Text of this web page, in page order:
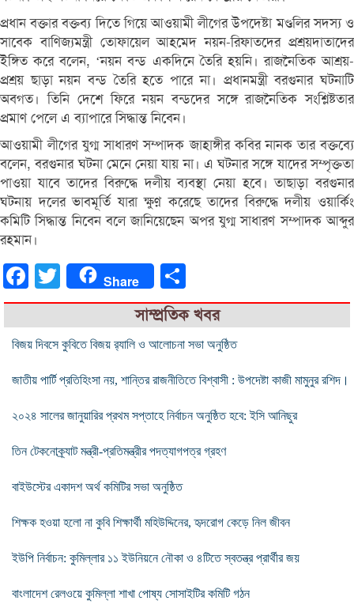
প্রধান বক্তার বক্তব্য দিতে গিয়ে আওয়ামী লীগের উপদেষ্টা মণ্ডলির সদস্য ও
সাবেক বাণিজ্যমন্ত্রী তোফায়েল আহমেদ নয়ন-রিফাতদের প্রশ্রয়দাতাদের
ইঙ্গিত করে বলেন, ‘নয়ন বন্ড একদিনে তৈরি হয়নি। রাজনৈতিক আশ্রয়-
প্রশ্রয় ছাড়া নয়ন বন্ড তৈরি হতে পারে না। প্রধানমন্ত্রী বরগুনার ঘটনাটি
অবগত। তিনি দেশে ফিরে নয়ন বন্ডদের সঙ্গে রাজনৈতিক সংশ্লিষ্টতার
প্রমাণ পেলে এ ব্যাপারে সিদ্ধান্ত নিবেন।
আওয়ামী লীগের যুগ্ম সাধারণ সম্পাদক জাহাঙ্গীর কবির নানক তার বক্তব্যে
বলেন, বরগুনার ঘটনা মেনে নেয়া যায় না। এ ঘটনার সঙ্গে যাদের সম্পৃক্ততা
পাওয়া যাবে তাদের বিরুদ্ধে দলীয় ব্যবস্থা নেয়া হবে। তাছাড়া বরগুনার
ঘটনায় দলের ভাবমূর্তি যারা ক্ষুণ্ন করেছে তাদের বিরুদ্ধে দলীয় ওয়ার্কিং
কমিটি সিদ্ধান্ত নিবেন বলে জানিয়েছেন অপর যুগ্ম সাধারণ সম্পাদক আব্দুর
রহমান।
FacebookTwitter Share
সাম্প্রতিক খবর
বিজয় দিবসে কুবিতে বিজয় র‌্যালি ও আলোচনা সভা অনুষ্ঠিত
জাতীয় পার্টি প্রতিহিংসা নয়, শান্তির রাজনীতিতে বিশ্বাসী : উপদেষ্টা কাজী মামুনুর রশিদ।
২০২৪ সালের জানুয়ারির প্রথম সপ্তাহে নির্বাচন অনুষ্ঠিত হবে: ইসি আনিছুর
তিন টেকনোক্র্যাট মন্ত্রী-প্রতিমন্ত্রীর পদত্যাগপত্র গ্রহণ
বাইউস্টের একাদশ অর্থ কমিটির সভা অনুষ্ঠিত
শিক্ষক হওয়া হলো না কুবি শিক্ষার্থী মহিউদ্দিনের, হৃদরোগ কেড়ে নিল জীবন
ইউপি নির্বাচন: কুমিল্লার ১১ ইউনিয়নে নৌকা ও ৪টিতে স্বতন্ত্র প্রার্থীর জয়
বাংলাদেশ রেলওয়ে কুমিল্লা শাখা পোষ্য সোসাইটির কমিটি গঠন